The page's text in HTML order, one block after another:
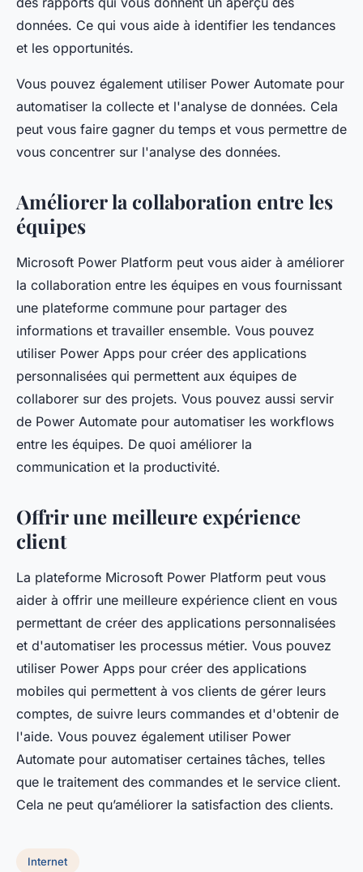
données. Ce qui vous aide à identifier les tendances
et les opportunités.
Vous pouvez également utiliser Power Automate pour
automatiser la collecte et l'analyse de données. Cela
peut vous faire gagner du temps et vous permettre de
vous concentrer sur l'analyse des données.
Améliorer la collaboration entre les
équipes
Microsoft Power Platform peut vous aider à améliorer
la collaboration entre les équipes en vous fournissant
une plateforme commune pour partager des
informations et travailler ensemble. Vous pouvez
utiliser Power Apps pour créer des applications
personnalisées qui permettent aux équipes de
collaborer sur des projets. Vous pouvez aussi servir
de Power Automate pour automatiser les workflows
entre les équipes. De quoi améliorer la
communication et la productivité.
Offrir une meilleure expérience
client
La plateforme Microsoft Power Platform peut vous
aider à offrir une meilleure expérience client en vous
permettant de créer des applications personnalisées
et d'automatiser les processus métier. Vous pouvez
utiliser Power Apps pour créer des applications
mobiles qui permettent à vos clients de gérer leurs
comptes, de suivre leurs commandes et d'obtenir de
l'aide. Vous pouvez également utiliser Power
Automate pour automatiser certaines tâches, telles
que le traitement des commandes et le service client.
Cela ne peut qu’améliorer la satisfaction des clients.
Internet